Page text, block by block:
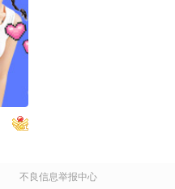
文
不良信息举报中心